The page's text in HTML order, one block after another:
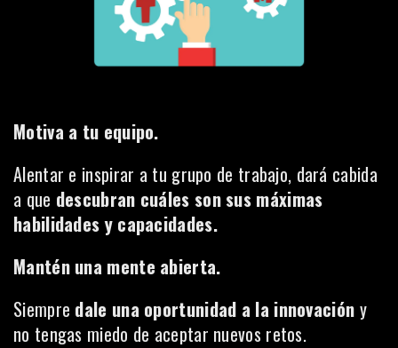
Motiva a tu equipo.
Alentar e inspirar a tu grupo de trabajo, dará cabida
a que descubran cuáles son sus máximas
habilidades y capacidades.
Mantén una mente abierta.
Siempre dale una oportunidad a la innovación y
no tengas miedo de aceptar nuevos retos.